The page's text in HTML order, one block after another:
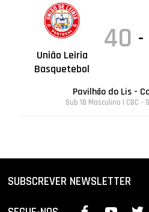
União Leiria
Basquetebol
40 -
Pavilhão do Lis -
Sub 18 Masculino | CBC -
SUBSCREVER NEWSLETTER